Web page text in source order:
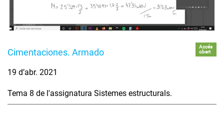
Cimentaciones. Armado
Accés
obert
19 d’abr. 2021
Tema 8 de l'assignatura Sistemes estructurals.